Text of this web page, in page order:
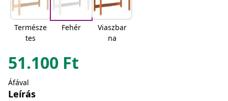
Természe
tes
Fehér
Viaszbar
na
51.100 Ft
Áfával
Leírás